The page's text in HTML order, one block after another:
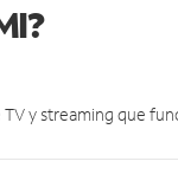
y streaming que